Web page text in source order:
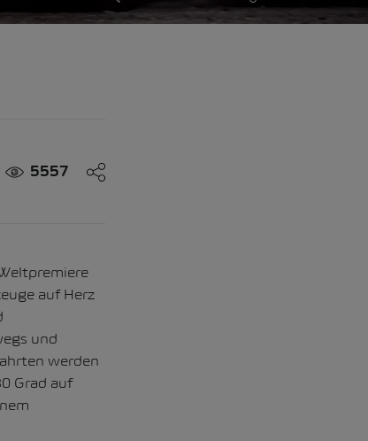
5557
auf Herz
und
werden
Grad auf